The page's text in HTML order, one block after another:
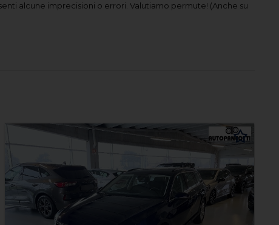
alcune imprecisioni o errori. Valutiamo permute! (Anche su